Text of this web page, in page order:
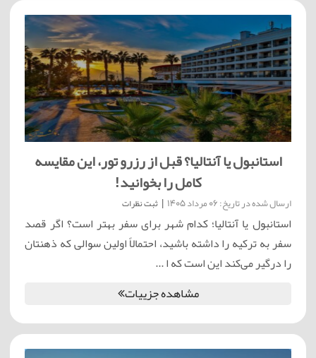
استانبول یا آنتالیا؟ قبل از رزرو تور، این مقایسه
کامل را بخوانید!
ارسال شده در تاریخ: 06 مرداد 1405 | ثبت نظرات
استانبول یا آنتالیا؛ کدام شهر برای سفر بهتر است؟ اگر قصد
سفر به ترکیه را داشته باشید، احتمالاً اولین سوالی که ذهنتان
را درگیر می‌کند این است که ا ...
مشاهده جزییات